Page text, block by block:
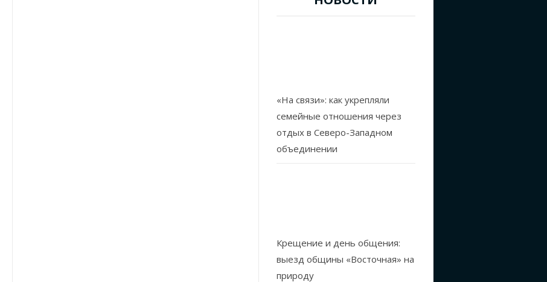
«На связи»: как укрепляли
семейные отношения через
отдых в Северо-Западном
объединении
Крещение и день общения:
выезд общины «Восточная» на
природу